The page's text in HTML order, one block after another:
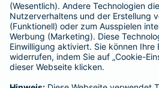
Kranken-